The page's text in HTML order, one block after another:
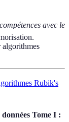
avec le
algorithmes
Rubik's
Tome I :